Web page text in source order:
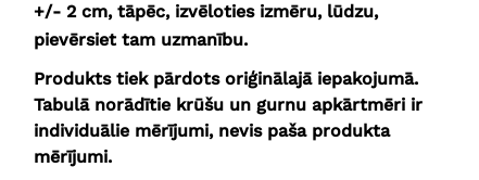
+/- 2 cm, tāpēc, izvēloties izmēru, lūdzu,
pievērsiet tam uzmanību.
Produkts tiek pārdots oriģinālajā iepakojumā.
Tabulā norādītie krūšu un gurnu apkārtmēri ir
individuālie mērījumi, nevis paša produkta
mērījumi.